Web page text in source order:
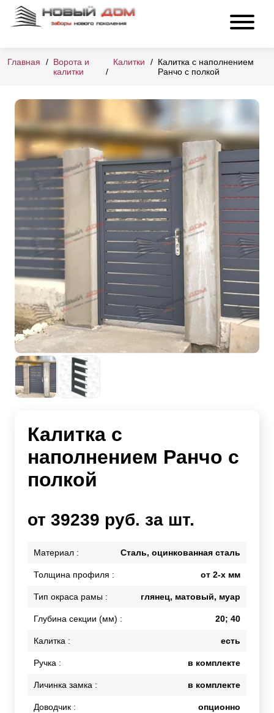
Главная
Ворота и
калитки
Калитки
Калитка с наполнением
Ранчо с полкой
Калитка с
наполнением Ранчо с
полкой
от 39239 руб. за шт.
Материал : Сталь, оцинкованная сталь
Толщина профиля : от 2-х мм
Тип окраса рамы : глянец, матовый, муар
Глубина секции (мм) : 20; 40
Калитка : есть
Ручка : в комплекте
Личинка замка : в комплекте
Доводчик : опционно